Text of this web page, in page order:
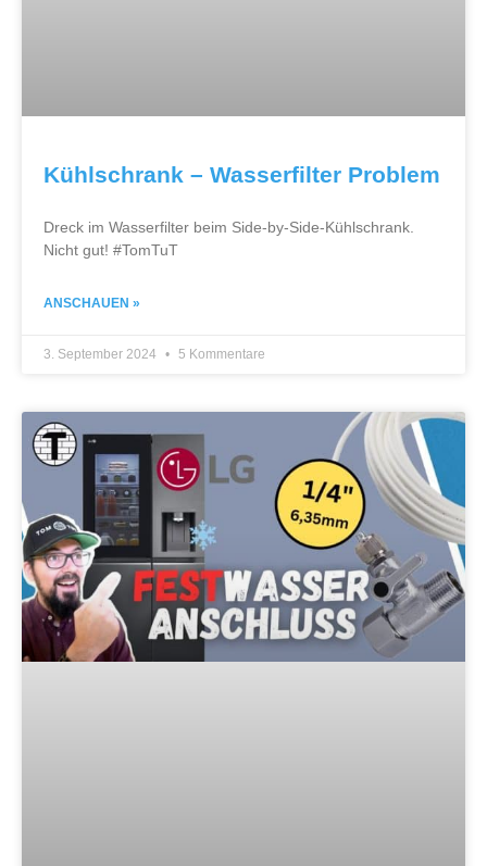
Kühlschrank – Wasserfilter Problem
Dreck im Wasserfilter beim Side-by-Side-Kühlschrank.
Nicht gut! #TomTuT
ANSCHAUEN »
3. September 2024 5 Kommentare